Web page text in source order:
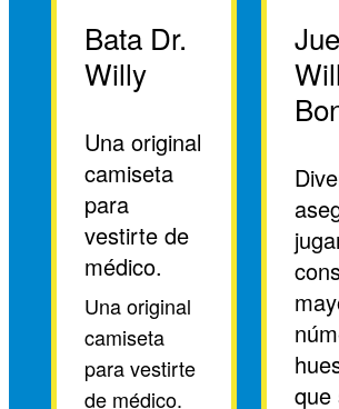
Bata Dr.
Willy
Una original
camiseta
para
vestirte de
médico.
Una original
camiseta
para vestirte
de médico.
que